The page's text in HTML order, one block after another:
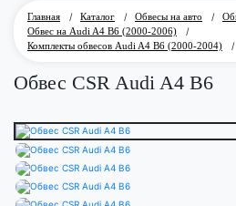
Главная / Каталог / Обвесы на авто /
Обвес на Audi A4 B6 (2000-2006)
/
Комплекты обвесов Audi A4 B6 (2000-2004)
/
Обвес CSR Audi A4 B6